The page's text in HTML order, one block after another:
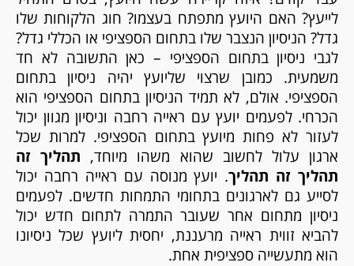
לייעץ? האם היועץ מתפתח בעצמו? חוג הלקוחות שלו
גדל? הניסיון הנצבר שלו בתחום הספציפי או הכללי גדל?
לגבי ניסיון בתחום הספציפי – כאן התשובה לא חד
משמעית. כמובן שרצוי שליועץ יהיה ניסיון בתחום
הספציפי. אולם, לא תמיד הניסיון בתחום הספציפי הוא
הכרחי. לפעמים יועץ עם ראייה רחבה וניסיון מגוון יכול
לעזור לא פחות מיועץ בתחום הספציפי. למרות שכל
ארגון עלול לחשוב שהוא משהו מיוחד, תהליך זה
תהליך זה תהליך. יועץ מנוסה עם ראייה רחבה יכול
לסייע גם לארגונים בתחומי התמחות חדשים. לפעמים
ניסיון מתחום אחר שעובר התמרה לתחום חדש יכול
להביא זווית ראייה מרעננת, יחסית ליועץ שכל ניסיונו
הוא מתעשייה ספציפית אחת.